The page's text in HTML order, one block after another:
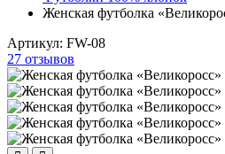
Женская футболка
Артикул: FW-08
27 отзывов